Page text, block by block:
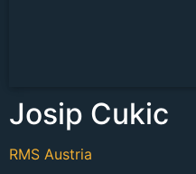
Josip Cukic
RMS Austria